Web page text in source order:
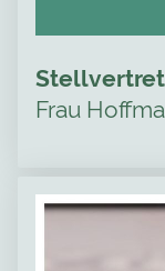
Frau